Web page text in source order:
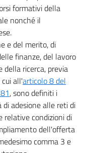
formativi della
nonché il
e del merito, di
finanze, del lavoro
ricerca, previa
all'articolo 8 del
, sono definiti i
adesione alle reti di
relative condizioni di
dell'offerta
comma 3 e